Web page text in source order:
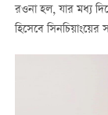
রওনা হল, যার মধ্য
হিসেবে